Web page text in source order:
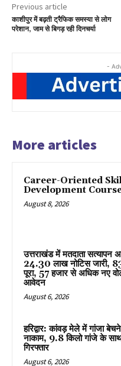
Previous article
काशीपुर में बढ़ती ट्रैफिक समस्या से लोग
परेशान, जाम से बिगड़ रही दिनचर्या
-
More articles
Career-Oriented
Development
August 8, 2026
उत्तराखंड में मतदाता सत्यापन
24.30 लाख नोटिस जारी,
पूरा, 57 हजार से अधिक नए
आवेदन
August 6, 2026
हरिद्वार: कांवड़ मेले में गांजा
नाकाम, 9.8 किलो गांजे के
गिरफ्तार
August 6, 2026